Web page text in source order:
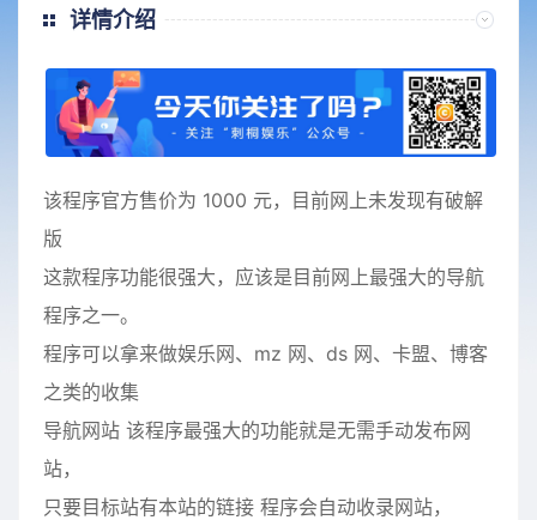
详情介绍
该程序官方售价为 1000 元，目前网上未发现有破解
版
这款程序功能很强大，应该是目前网上最强大的导航
程序之一。
程序可以拿来做娱乐网、mz 网、ds 网、卡盟、博客
之类的收集
导航网站 该程序最强大的功能就是无需手动发布网
站，
只要目标站有本站的链接 程序会自动收录网站，